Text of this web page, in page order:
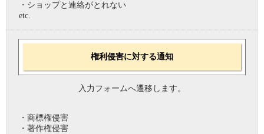
・ショップと連絡がとれない
etc.
権利侵害に対する通知
入力フォームへ遷移します。
・商標権侵害
・著作権侵害